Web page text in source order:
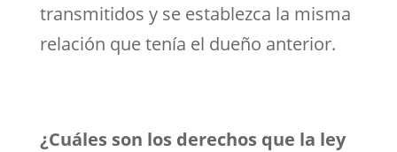
transmitidos y se establezca la misma
relación que tenía el dueño anterior.
¿Cuáles son los derechos que la ley